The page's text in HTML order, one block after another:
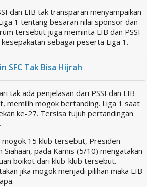
dan LIB tak transparan menyampaikan
1 tentang besaran nilai sponsor dan
tersebut juga meminta LIB dan PSSI
sebagai peserta Liga 1.
SFC Tak Bisa Hijrah
tak ada penjelasan dari PSSI dan LIB
memilih mogok bertanding. Liga 1 saat
ke-27. Tersisa tujuh pertandingan
mogok 15 klub tersebut, Presiden
pada Kamis (5/10) mengatakan
boikot dari klub-klub tersebut.
jika mogok menjadi pilihan maka LIB